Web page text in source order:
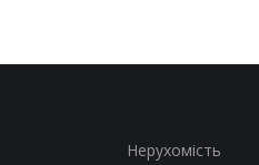
Нерухомість